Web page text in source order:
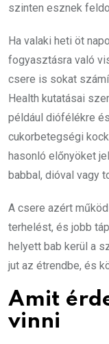
szinten esznek
Ha valaki heti öt
fogyasztásra való
csere is sokat
Health kutatásai
például diófélékre
cukorbetegségi
hasonló előnyöket
babbal, dióval vagy
A csere azért
terhelést, és jobb
helyett bab kerül a
jut az étrendbe, és
Amit
vinni